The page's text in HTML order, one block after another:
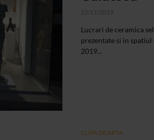
22/11/2019
Lucrari de ceramica
prezentate si in
2019...
CLIPA DE ARTA